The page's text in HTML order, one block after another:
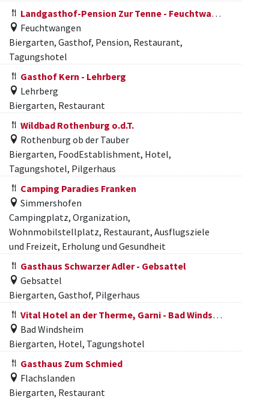
Landgasthof-Pension Zur Tenne - Feuchtwangen
Feuchtwangen
Biergarten, Gasthof, Pension, Restaurant,
Tagungshotel
Gasthof Kern - Lehrberg
Lehrberg
Biergarten, Restaurant
Wildbad Rothenburg o.d.T.
Rothenburg ob der Tauber
Biergarten, FoodEstablishment, Hotel,
Tagungshotel, Pilgerhaus
Camping Paradies Franken
Simmershofen
Campingplatz, Organization,
Wohnmobilstellplatz, Restaurant, Ausflugsziele
und Freizeit, Erholung und Gesundheit
Gasthaus Schwarzer Adler - Gebsattel
Gebsattel
Biergarten, Gasthof, Pilgerhaus
Vital Hotel an der Therme, Garni - Bad Windsheim
Bad Windsheim
Biergarten, Hotel, Tagungshotel
Gasthaus Zum Schmied
Flachslanden
Biergarten, Restaurant